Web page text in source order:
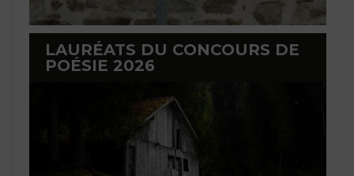
LAURÉATS DU CONCOURS DE
POÉSIE 2026